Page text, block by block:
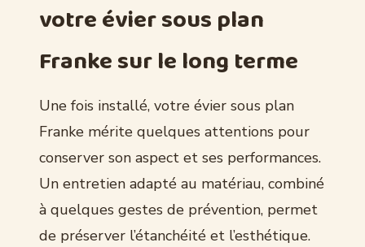
votre évier sous plan
Franke sur le long terme
Une fois installé, votre évier sous plan
Franke mérite quelques attentions pour
conserver son aspect et ses performances.
Un entretien adapté au matériau, combiné
à quelques gestes de prévention, permet
de préserver l’étanchéité et l’esthétique.